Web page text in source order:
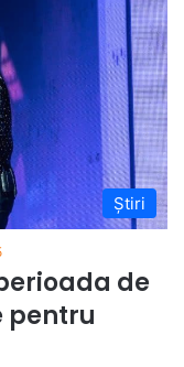
Știri
de
pentru